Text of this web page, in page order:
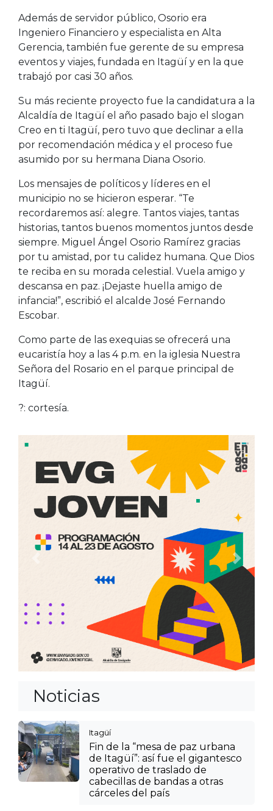
Además de servidor público, Osorio era
Ingeniero Financiero y especialista en Alta
Gerencia, también fue gerente de su empresa
eventos y viajes, fundada en Itagüí y en la que
trabajó por casi 30 años.
Su más reciente proyecto fue la candidatura a la
Alcaldía de Itagüí el año pasado bajo el slogan
Creo en ti Itagüí, pero tuvo que declinar a ella
por recomendación médica y el proceso fue
asumido por su hermana Diana Osorio.
Los mensajes de políticos y líderes en el
municipio no se hicieron esperar. “Te
recordaremos así: alegre. Tantos viajes, tantas
historias, tantos buenos momentos juntos desde
siempre. Miguel Ángel Osorio Ramírez gracias
por tu amistad, por tu calidez humana. Que Dios
te reciba en su morada celestial. Vuela amigo y
descansa en paz. ¡Dejaste huella amigo de
infancia!”, escribió el alcalde José Fernando
Escobar.
Como parte de las exequias se ofrecerá una
eucaristía hoy a las 4 p.m. en la iglesia Nuestra
Señora del Rosario en el parque principal de
Itagüí.
?: cortesía.
Noticias
Itagüí
Fin de la “mesa de paz urbana
de Itagüí”: así fue el gigantesco
operativo de traslado de
cabecillas de bandas a otras
cárceles del país